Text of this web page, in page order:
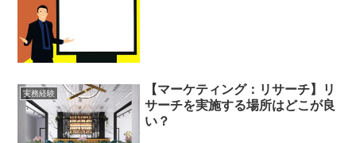
実務経験
【マーケティング：リサーチ】リ
サーチを実施する場所はどこが良
い？